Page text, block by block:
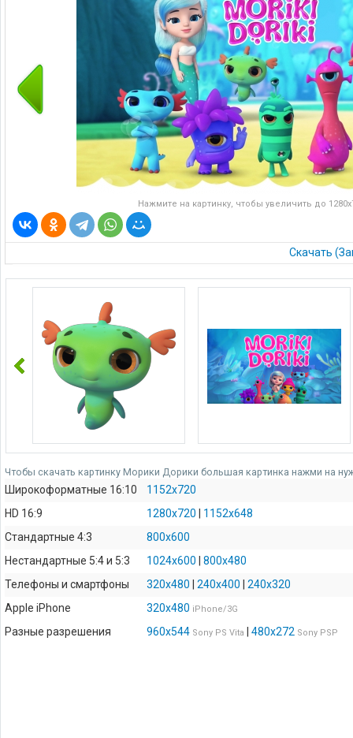
Нажмите на картинку, чтобы увеличить до
Скачать
Чтобы скачать картинку Морики Дорики большая картинка нажми на
Широкоформатные 16:10
1152x720
HD 16:9
1280x720
1152x648
Стандартные 4:3
800x600
Нестандартные 5:4 и 5:3
1024x600
800x480
Телефоны и смартфоны
320x480 240x400
240x320
Apple iPhone
320x480 iPhone/3G
Разные разрешения 960x544 Sony PS Vita 480x272 Sony PSP